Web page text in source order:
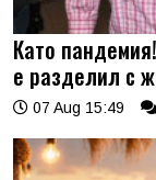
Като
е разделил с
07 Aug 15:49